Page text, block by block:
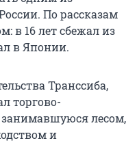
По рассказам
в 16 лет сбежал из
в Японии.
Транссиба,
торгово-
лесом,
и